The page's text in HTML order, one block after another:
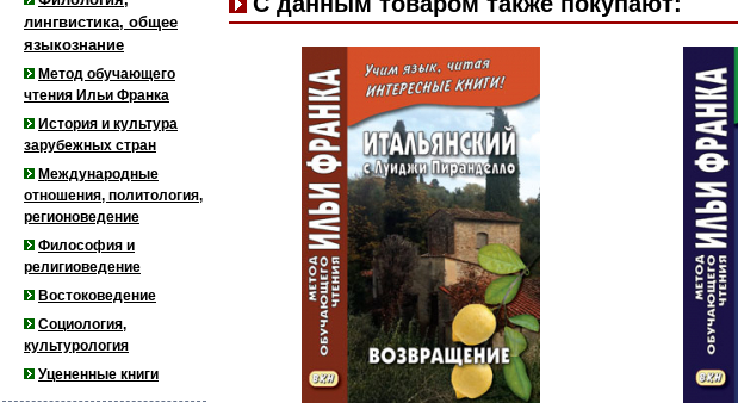
лингвистика, общее
языкознание
Метод обучающего
чтения Ильи Франка
История и культура
зарубежных стран
Международные
отношения, политология,
регионоведение
Философия и
религиоведение
Востоковедение
Социология,
культурология
Уцененные книги